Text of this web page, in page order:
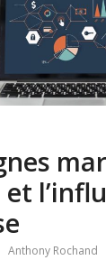
Anthony Rochand